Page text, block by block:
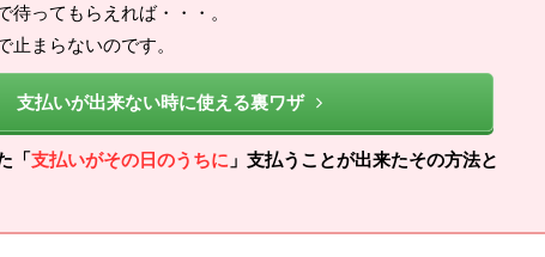
ってもらえれば・・・。
まらないのです。
支払いが出来ない時に使える裏ワザ
「支払いがその日のうちに 」支払うことが出来たその方法と